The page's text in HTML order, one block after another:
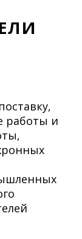
работы и